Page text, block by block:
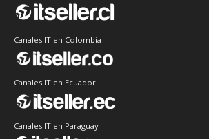
Canales IT en Colombia
Canales IT en Ecuador
Canales IT en Paraguay